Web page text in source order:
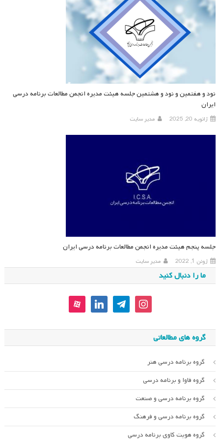
نود و هفتمین و نود و هشتمین جلسه هیئت مدیره انجمن مطالعات برنامه درسی
ایران
ژانویه 20, 2025 مدیر سایت
جلسه پنجم هیئت مدیره انجمن مطالعات برنامه درسی ایران
ژوئن 1, 2022 مدیر سایت
ما را دنبال کنید
instagram
telegram
linkedin
aparat
گروه های مطالعاتی
گروه برنامه درسی هنر
گروه فاوا و برنامه درسی
گروه برنامه درسی و صنعت
گروه برنامه درسی و فرهنگ
گروه هویت کاوی برنامه درسی